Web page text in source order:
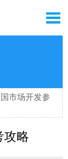

市场开发参
攻略